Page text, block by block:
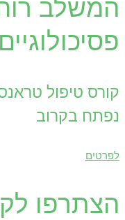
המשלב
קורס טיפול
נפתח בקרוב
לפרטים
הצתרפו